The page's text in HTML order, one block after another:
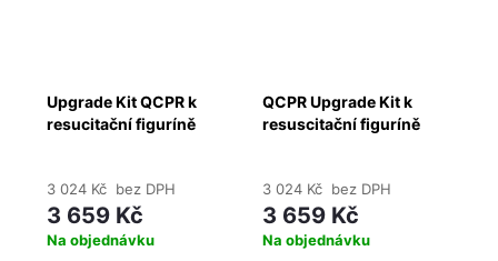
Upgrade Kit QCPR k
resucitační figuríně
3 024 Kč bez DPH
3 659 Kč
Na objednávku
QCPR Upgrade Kit k
resuscitační figuríně
3 024 Kč bez DPH
3 659 Kč
Na objednávku